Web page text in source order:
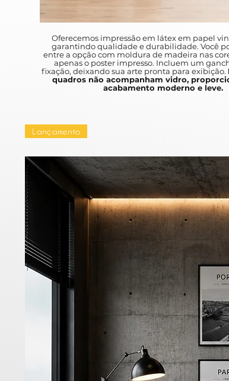
Oferecemos impressão em látex em papel
garantindo qualidade e durabilidade. Você
entre a opção com moldura de madeira nas
apenas o poster impresso. Incluem um
fixação, deixando sua arte pronta para exibição.
quadros não acompanham vidro,
acabamento moderno e leve.
Lançamento